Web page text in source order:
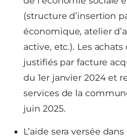
(structure d’insertion
économique, atelier
active, etc.). Les
justifiés par facture
du 1er janvier 2024 et
services de la
juin 2025.
L’aide sera versée